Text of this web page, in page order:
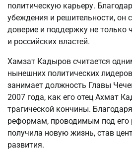
политическую карьеру.
убеждения и решительности, он
доверие и поддержку не только
и российских властей.
Хамзат Кадыров считается
нынешних политических
занимает должность Главы
2007 года, как его отец Ахмат
трагической кончины.
реформам, проводимым под его
получила новую жизнь, став
развития.